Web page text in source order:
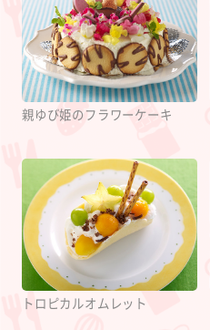
親ゆび姫のフラワーケーキ
トロピカルオムレット